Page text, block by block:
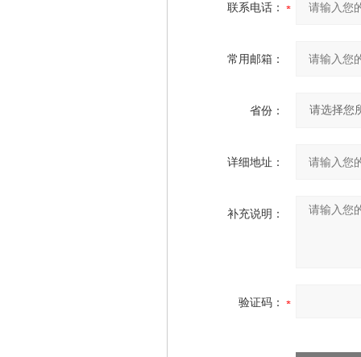
联系电话：
常用邮箱：
省份：
详细地址：
补充说明：
验证码：